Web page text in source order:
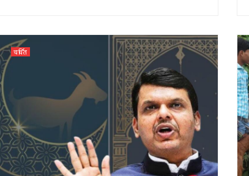
चर्चित